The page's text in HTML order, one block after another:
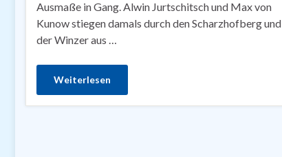
Ausmaße in Gang. Alwin Jurtschitsch und Max von
Kunow stiegen damals durch den Scharzhofberg und
der Winzer aus …
Weiterlesen